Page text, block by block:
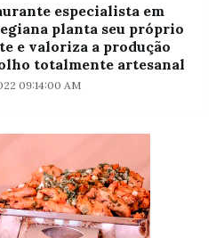
especialista em
planta seu próprio
e valoriza a produção
totalmente artesanal
09:14:00 AM